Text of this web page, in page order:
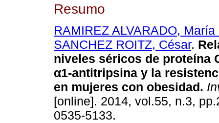
Resumo
RAMIREZ ALVARADO,
SANCHEZ ROITZ, César.
niveles séricos de proteína
α1-antitripsina y la
en mujeres con obesidad.
[online]. 2014, vol.55, n.3,
0535-5133.